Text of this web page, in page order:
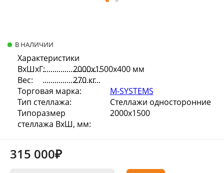
В НАЛИЧИИ
Характеристики
ВхШхГ:
2000х1500х400 мм
Вес:
270 кг
Торговая марка:
M-SYSTEMS
Тип стеллажа:
Стеллажи односторонние
Типоразмер
стеллажа ВхШ, мм:
2000х1500
315 000₽